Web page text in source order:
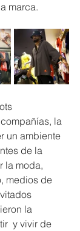
marca.
la
un ambiente
de la
la moda,
medios de
la
y vivir de